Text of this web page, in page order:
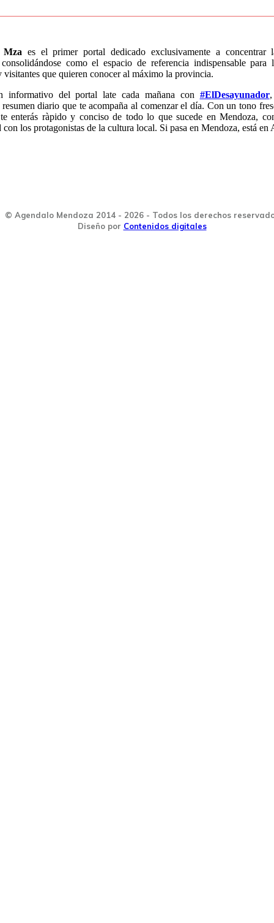
Mza es el primer portal dedicado exclusivamente a concentrar
como el espacio de referencia indispensable para
visitantes que quieren conocer al máximo la provincia.
informativo del portal late cada mañana con #ElDesayunador,
diario que te acompaña al comenzar el día. Con un tono
enterás ràpido y conciso de todo lo que sucede en Mendoza,
con los protagonistas de la cultura local. Si pasa en Mendoza, está en
© Agendalo Mendoza 2014 - 2026 - Todos los derechos
Diseño por Contenidos digitales